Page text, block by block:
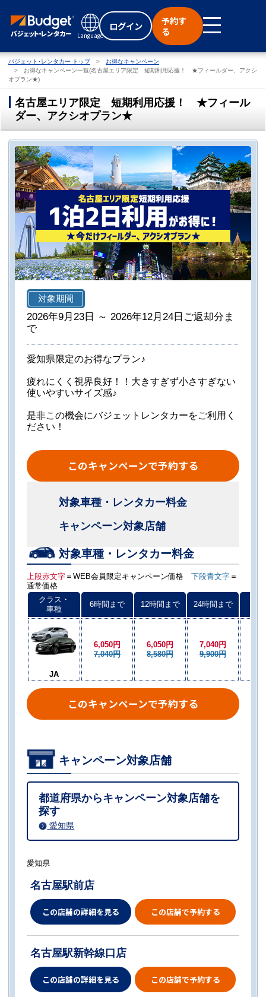
Language
ログイン
予約す
る
バジェット･レンタカー トップ
お得なキャンペーン
お得なキャンペーン一覧(名古屋エリア限定 短期利用応援！ ★フィールダー、アクシ
オプラン★)
名古屋エリア限定 短期利用応援！ ★フィール
ダー、アクシオプラン★
対象期間
2026年9月23日 ～ 2026年12月24日ご返却分ま
で
愛知県限定のお得なプラン♪
疲れにくく視界良好！！大きすぎず小さすぎない
使いやすいサイズ感♪
是非この機会にバジェットレンタカーをご利用く
ださい！
このキャンペーンで予約する
対象車種・レンタカー料金
キャンペーン対象店舗
対象車種・レンタカー料金
上段赤文字 ＝WEB会員限定キャンペーン価格 下段青文字 ＝
通常価格
クラス・
車種
6時間まで 12時間まで 24時間まで
JA
6,050円
7,040円
6,050円
8,580円
7,040円
9,900円
このキャンペーンで予約する
キャンペーン対象店舗
都道府県からキャンペーン対象店舗を
探す
愛知県
愛知県
名古屋駅前店
この店舗の詳細を見る この店舗で予約する
名古屋駅新幹線口店
この店舗の詳細を見る この店舗で予約する